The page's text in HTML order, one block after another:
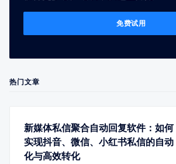
免费试用
热门文章
新媒体私信聚合自动回复软件：如何
实现抖音、微信、小红书私信的自动
化与高效转化